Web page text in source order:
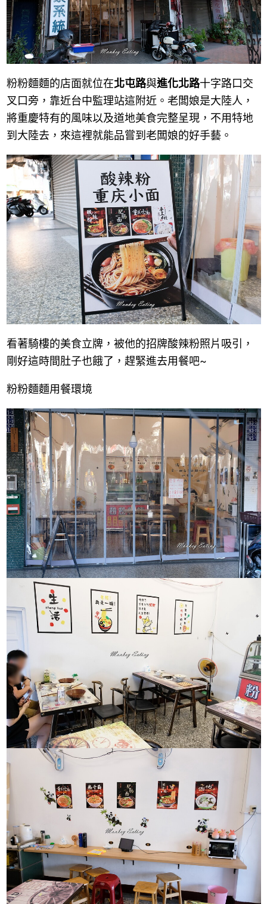
粉粉麵麵的店面就位在北屯路與進化北路十字路口交
叉口旁，靠近台中監理站這附近。老闆娘是大陸人，
將重慶特有的風味以及道地美食完整呈現，不用特地
到大陸去，來這裡就能品嘗到老闆娘的好手藝。
看著騎樓的美食立牌，被他的招牌酸辣粉照片吸引，
剛好這時間肚子也餓了，趕緊進去用餐吧~
粉粉麵麵用餐環境